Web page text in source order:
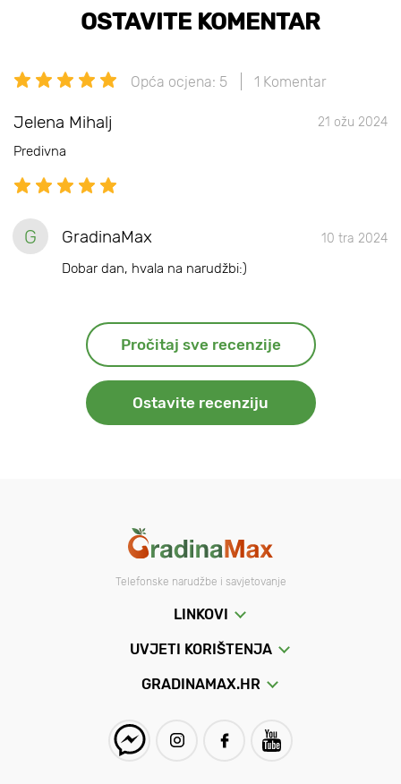
OSTAVITE KOMENTAR
Opća ocjena: 5 1 Komentar
Jelena Mihalj 21 ožu 2024
Predivna
G GradinaMax 10 tra 2024
Dobar dan, hvala na narudžbi:)
Pročitaj sve recenzije
Ostavite recenziju
Telefonske narudžbe i savjetovanje
LINKOVI
UVJETI KORIŠTENJA
GRADINAMAX.HR